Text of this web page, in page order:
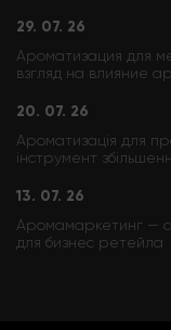
29. 07. 26
Ароматизация для
взгляд на влияние
20. 07. 26
Ароматизація для
інструмент
13. 07. 26
Аромамаркетинг —
для бизнес ретейла